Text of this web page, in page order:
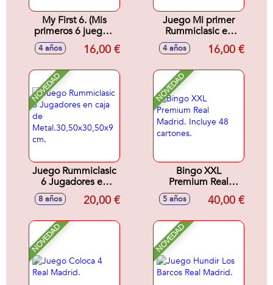
My First 6. (Mis
primeros 6 juegos)
Tangram,Mikado,Parchís,
Oca, Dominó y
4 años 16,00 €
Juego Mi primer
Rummiclasic en
caja de metal. Tapiz
32x42 cm se
4 años 16,00 €
NOVEDAD
Juego Rummiclasic
6 Jugadores en
caja de
Metal.30,50x30,50x9
8 años 20,00 €
NOVEDAD
Bingo XXL
Premium Real
Madrid. Incluye 48
cartones.
5 años 40,00 €
NOVEDAD NOVEDAD